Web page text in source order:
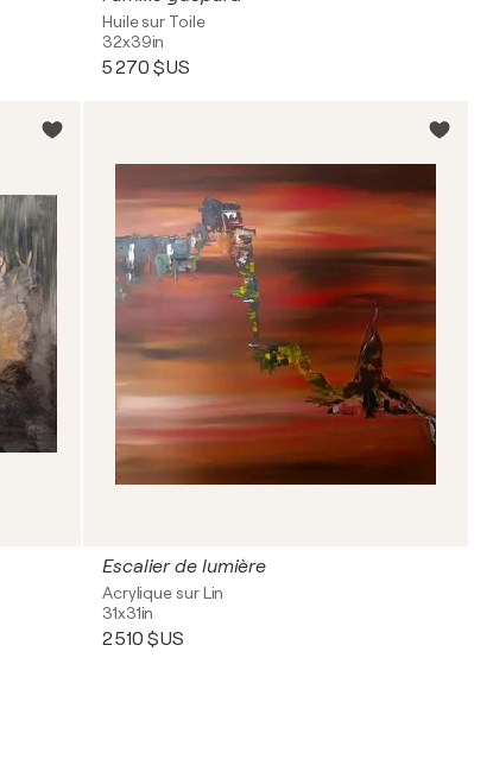
Huile sur Toile
32x39in
5 270 $US
Escalier de lumière
Acrylique sur Lin
31x31in
2 510 $US